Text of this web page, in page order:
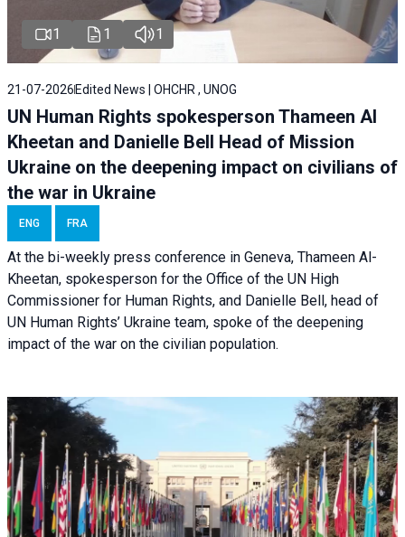
1 1 1
21-07-2026 Edited News | OHCHR , UNOG
UN Human Rights spokesperson Thameen Al
Kheetan and Danielle Bell Head of Mission
Ukraine on the deepening impact on civilians of
the war in Ukraine
ENG FRA
At the bi-weekly press conference in Geneva, Thameen Al-
Kheetan, spokesperson for the Office of the UN High
Commissioner for Human Rights, and Danielle Bell, head of
UN Human Rights’ Ukraine team, spoke of the deepening
impact of the war on the civilian population.